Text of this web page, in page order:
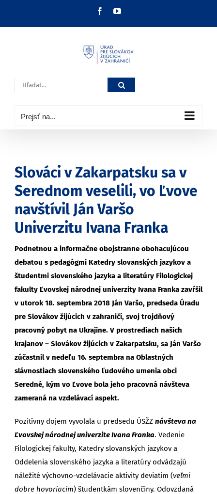
FacebookYouTube
Hľadať:
Prejsť na...
Slováci v Zakarpatsku sa v
Serednom veselili, vo Ľvove
navštívil Ján Varšo
Univerzitu Ivana Franka
Podnetnou a informačne obojstranne obohacujúcou
debatou s pedagógmi Katedry slovanských jazykov a
študentmi slovenského jazyka a literatúry Filologickej
fakulty Ľvovskej národnej univerzity Ivana Franka zavŕšil
v utorok 18. septembra 2018 Ján Varšo, predseda Úradu
pre Slovákov žijúcich v zahraničí, svoj trojdňový
pracovný pobyt na Ukrajine. V prostrediach našich
krajanov – Slovákov žijúcich v Zakarpatsku, sa Ján Varšo
zúčastnil v nedeľu 16. septembra na Oblastných
slávnostiach slovenského ľudového umenia obci
Seredné, kým vo Ľvove bola jeho pracovná návšteva
zameraná na vzdelávací aspekt.
Pozitívny dojem vyvolala u predsedu ÚSŽZ návšteva na
Ľvovskej národnej univerzite Ivana Franka. Vedenie
Filologickej fakulty, Katedry slovanských jazykov a
Oddelenia slovenského jazyka a literatúry odvádzajú
náležité výchovno-vzdelávacie aktivity deviatim (veľmi
dobre hovoriacim) študentkám slovenčiny. Odovzdaná